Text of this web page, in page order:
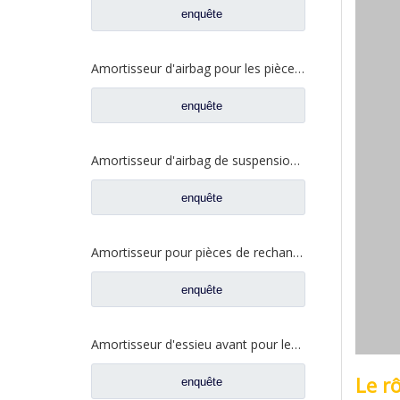
enquête
Amortisseur d'airbag pour les pièces de rechange 5002090Y8010 de camion de JAC
enquête
Amortisseur d'airbag de suspension arrière de cabine pour les pièces de rechange 64106-Y40D0 de camion de JAC
enquête
Amortisseur pour pièces de rechange de camion CAMC 29AP5-05010
enquête
Amortisseur d'essieu avant pour les pièces de rechange 29FD-05010 de camion de CAMC
enquête Le